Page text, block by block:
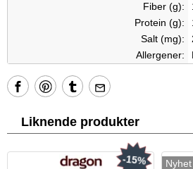
Fiber (g):
Protein (g):
Salt (mg):
Allergener:
Liknende produkter
-15% Nyhet